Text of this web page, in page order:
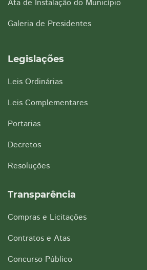
Ata de Instalação do Município
Galeria de Presidentes
Legislações
Leis Ordinárias
Leis Complementares
Portarias
Decretos
Resoluções
Transparência
Compras e Licitações
Contratos e Atas
Concurso Público